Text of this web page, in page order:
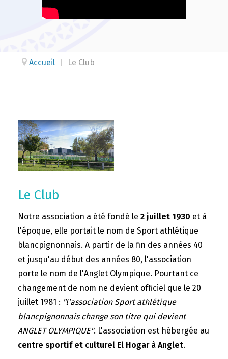
Accueil Le Club
Le Club
Notre association a été fondé le 2 juillet 1930 et à
l'époque, elle portait le nom de Sport athlétique
blancpignonnais. A partir de la fin des années 40
et jusqu'au début des années 80, l'association
porte le nom de l'Anglet Olympique. Pourtant ce
changement de nom ne devient officiel que le 20
juillet 1981 : "l'association Sport athlétique
blancpignonnais change son titre qui devient
ANGLET OLYMPIQUE". L'association est hébergée au
centre sportif et culturel El Hogar à Anglet.